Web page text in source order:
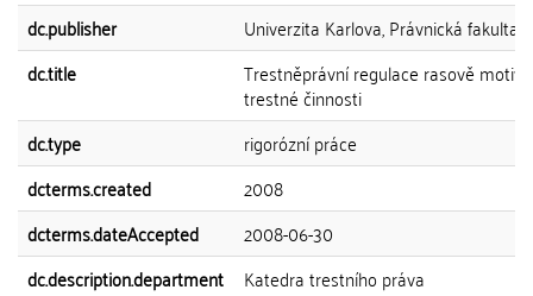
dc.publisher
Univerzita Karlova, Právnická fakulta
dc.title
Trestněprávní regulace rasově
trestné činnosti
dc.type
rigorózní práce
dcterms.created
2008
dcterms.dateAccepted
2008-06-30
dc.description.department
Katedra trestního práva